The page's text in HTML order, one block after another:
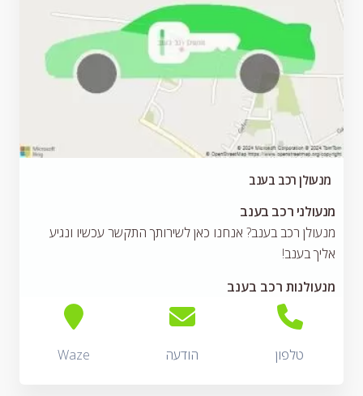
מנעולן רכב בענב
מנעולני רכב בענב
מנעולן רכב בענב? אנחנו כאן לשירותך התקשר עכשיו ונגיע
אליך בענב!
מנעולנות רכב בענב
טלפון הודעה Waze